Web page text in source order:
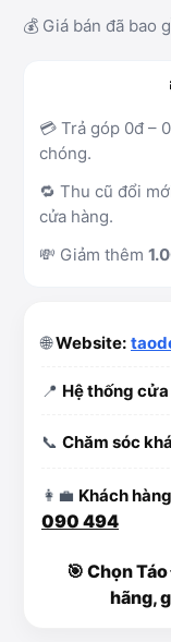
💰 Giá bán đã bao
💳 Trả góp 0đ –
chóng.
🔁 Thu cũ đổi
cửa hàng.
💸 Giảm thêm
🌐Website:
📍 Hệ thống
📞 Chăm sóc
👩‍💼 Khách
090 494
🎯 Chọn
hãng,